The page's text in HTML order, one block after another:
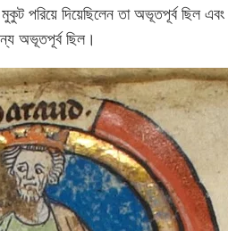
পরিয়ে দিয়েছিলেন তা অভূতপূর্ব ছিল এবং
অভূতপূর্ব ছিল।